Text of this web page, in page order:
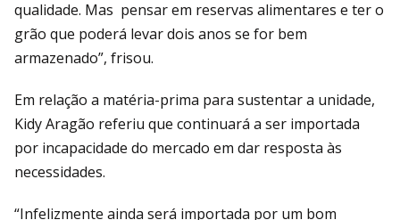
qualidade. Mas pensar em reservas alimentares e ter o
grão que poderá levar dois anos se for bem
armazenado”, frisou.
Em relação a matéria-prima para sustentar a unidade,
Kidy Aragão referiu que continuará a ser importada
por incapacidade do mercado em dar resposta às
necessidades.
“Infelizmente ainda será importada por um bom